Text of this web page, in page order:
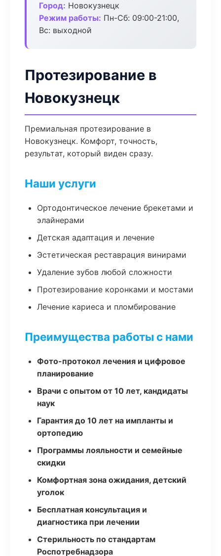
Город: Новокузнецк
Режим работы: Пн-Сб: 09:00-21:00,
Вс: выходной
Протезирование в
Новокузнецк
Премиальная протезирование в
Новокузнецк. Комфорт, точность,
результат, который виден сразу.
Наши услуги
Ортодонтическое лечение брекетами и
элайнерами
Детская адаптация и лечение
Эстетическая реставрация винирами
Удаление зубов любой сложности
Протезирование коронками и мостами
Лечение кариеса и пломбирование
Преимущества работы с нами
Фото-протокол лечения и цифровое
планирование
Врачи с опытом от 10 лет, кандидаты
наук
Гарантия до 10 лет на импланты и
ортопедию
Программы лояльности и семейные
скидки
Комфортная зона ожидания, детский
уголок
Бесплатная консультация и
диагностика при лечении
Стерильность по стандартам
Роспотребнадзора